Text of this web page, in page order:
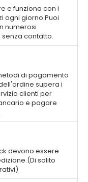
e funziona con i
ogni giorno.Puoi
numerosi
contatto.
di pagamento
supera i
clienti per
e pagare
devono essere
solito